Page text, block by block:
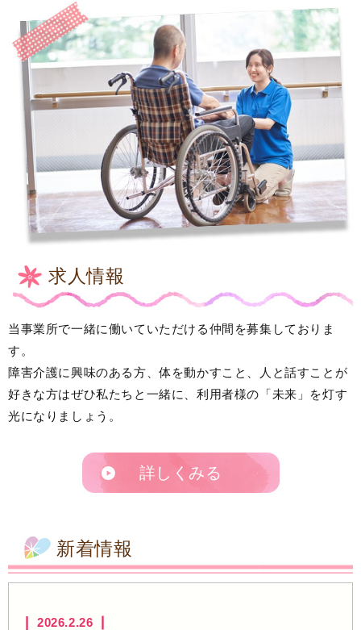
求人情報
当事業所で一緒に働いていただける仲間を募集しておりま
す。
障害介護に興味のある方、体を動かすこと、人と話すことが
好きな方はぜひ私たちと一緒に、利用者様の「未来」を灯す
光になりましょう。
詳しくみる
新着情報
2026.2.26